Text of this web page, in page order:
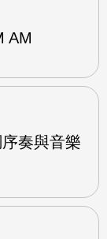
AM
奏與音樂